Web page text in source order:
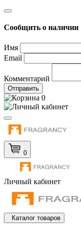
Сообщить о наличии
Имя
Email
Комментарий
Отправить
0
0
Личный кабинет
Каталог товаров